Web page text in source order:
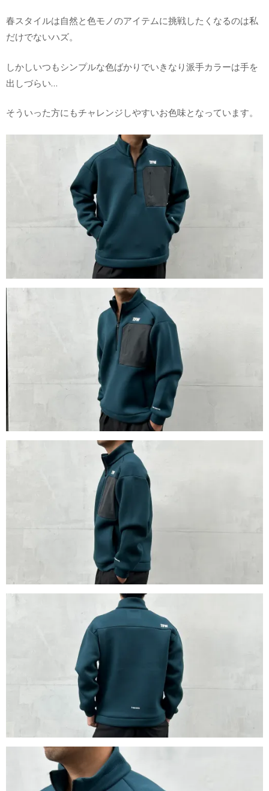
春スタイルは自然と色モノのアイテムに挑戦したくなるのは私
だけでないハズ。
しかしいつもシンプルな色ばかりでいきなり派手カラーは手を
出しづらい…
そういった方にもチャレンジしやすいお色味となっています。